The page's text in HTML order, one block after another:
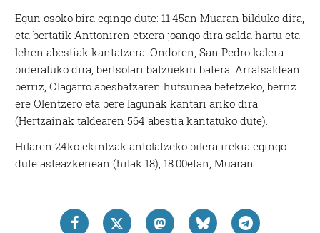
Egun osoko bira egingo dute: 11:45an Muaran bilduko dira,
eta bertatik Anttoniren etxera joango dira salda hartu eta
lehen abestiak kantatzera. Ondoren, San Pedro kalera
bideratuko dira, bertsolari batzuekin batera. Arratsaldean
berriz, Olagarro abesbatzaren hutsunea betetzeko, berriz
ere Olentzero eta bere lagunak kantari ariko dira
(Hertzainak taldearen 564 abestia kantatuko dute).
Hilaren 24ko ekintzak antolatzeko bilera irekia egingo
dute asteazkenean (hilak 18), 18:00etan, Muaran.